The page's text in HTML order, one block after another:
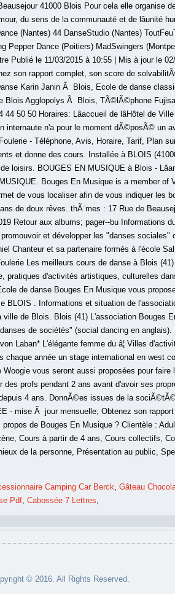
Camping Car Berck,Gâteau
Pdf,Cabossée 7 Lettres,
© 2016. All Rights Reserved.